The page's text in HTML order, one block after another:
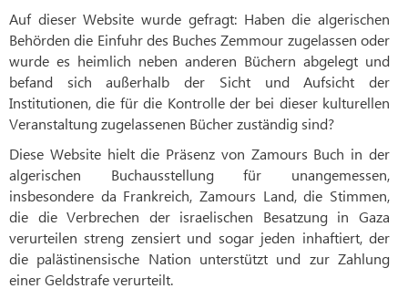
Auf dieser Website wurde gefragt: Haben die algerischen
Behörden die Einfuhr des Buches Zemmour zugelassen oder
wurde es heimlich neben anderen Büchern abgelegt und
befand sich außerhalb der Sicht und Aufsicht der
Institutionen, die für die Kontrolle der bei dieser kulturellen
Veranstaltung zugelassenen Bücher zuständig sind?
Diese Website hielt die Präsenz von Zamours Buch in der
algerischen Buchausstellung für unangemessen,
insbesondere da Frankreich, Zamours Land, die Stimmen,
die die Verbrechen der israelischen Besatzung in Gaza
verurteilen streng zensiert und sogar jeden inhaftiert, der
die palästinensische Nation unterstützt und zur Zahlung
einer Geldstrafe verurteilt.